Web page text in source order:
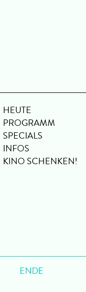
HEUTE
PROGRAMM
SPECIALS
INFOS
KINO SCHENKEN!
ENDE